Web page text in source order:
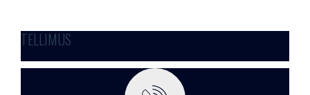
TELLIMUS